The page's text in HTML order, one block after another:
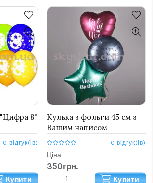
"Цифра 8"
0 відгук(ів)
Купити
Кулька з фольги 45 см з
Вашим написом
0 відгук(ів)
Ціна
350грн.
Купити